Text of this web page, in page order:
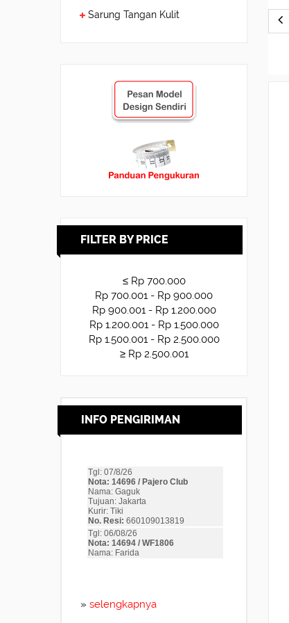
Sarung Tangan Kulit
FILTER BY PRICE
≤ Rp 700.000
Rp 700.001 - Rp 900.000
Rp 900.001 - Rp 1.200.000
Rp 1.200.001 - Rp 1.500.000
Rp 1.500.001 - Rp 2.500.000
≥ Rp 2.500.001
INFO PENGIRIMAN
» selengkapnya